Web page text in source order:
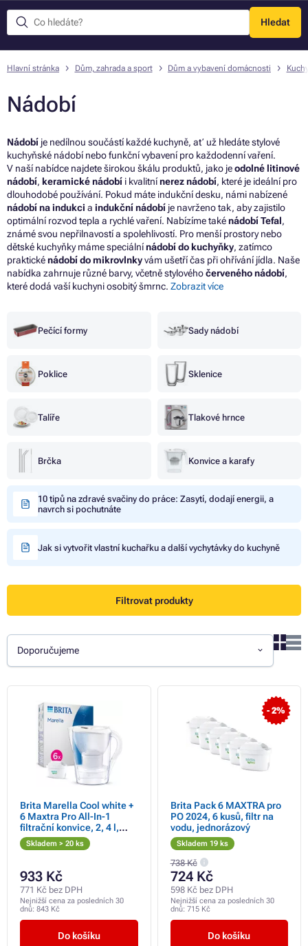
Hledat
Menu
Hlavní stránka Dům, zahrada a sport Dům a vybavení domácnosti
Nádobí
Nádobí je nedílnou součástí každé kuchyně, ať už hledáte stylové
kuchyňské nádobí nebo funkční vybavení pro každodenní vaření.
V naší nabídce najdete širokou škálu produktů, jako jeodolné litinové
nádobí, keramické nádobí i kvalitnínerez nádobí, které je ideální pro
dlouhodobé používání. Pokud máte indukční desku, námi nabízené
nádobí na indukci a indukční nádobí je navrženo tak, aby zajistilo
optimální rozvod tepla a rychlé vaření. Nabízíme takénádobí Tefal,
známé svou nepřilnavostí a spolehlivostí. Pro menší prostory nebo
dětské kuchyňky máme speciálnínádobí do kuchyňky, zatímco
praktickénádobí do mikrovlnkyvám ušetří čas při ohřívání jídla. Naše
nabídka zahrnuje různé barvy, včetně stylovéhočerveného nádobí,
které dodá vaší kuchyni osobitý šmrnc. Zobrazit více
Pečící formy Sady nádobí
Poklice Sklenice
Talíře Tlakové hrnce
Brčka Konvice a karafy
10 tipů na zdravé svačiny do práce: Zasytí, dodají energii, a
navrch si pochutnáte
Jak si vytvořit vlastní kuchařku a další vychytávky do kuchyně
Filtrovat produkty
Doporučujeme
Brita Marella Cool white +
6 Maxtra Pro All-In-1
filtrační konvice, 2, 4 l,
indikátor výměny filtru, 6x
filtrační patrona
Skladem > 20 ks
933 Kč
771 Kč bez DPH
Nejnižší cena za posledních 30
dnů: 843 Kč
Do košíku
- 2%
Brita Pack 6 MAXTRA pro
PO 2024, 6 kusů, filtr na
vodu, jednorázový
Skladem 19 ks
738 Kč
724 Kč
598 Kč bez DPH
Nejnižší cena za posledních 30
dnů: 715 Kč
Do košíku